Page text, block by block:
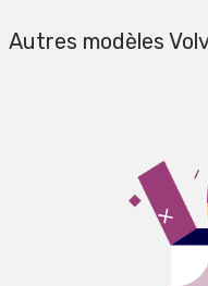
Autres modèles